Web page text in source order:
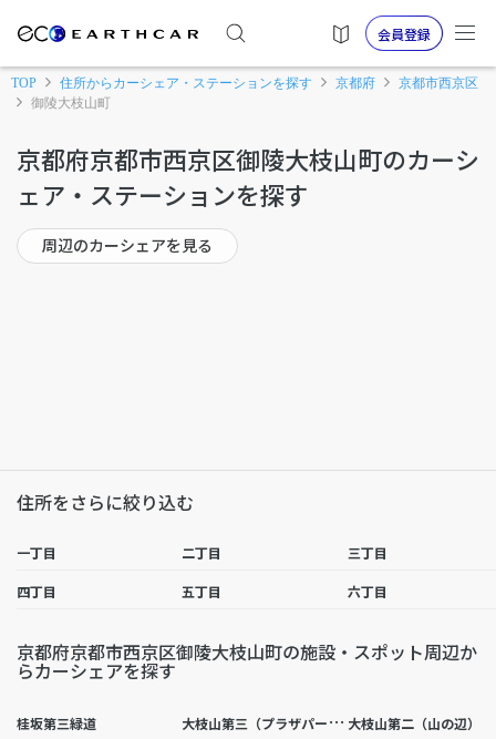
会員登録
TOP 住所からカーシェア・ステーションを探す 京都府
京都市西京区
御陵大枝山町
京都府京都市西京区御陵大枝山町のカーシ
ェア・ステーションを探す
周辺のカーシェアを見る
住所をさらに絞り込む
一丁目 二丁目 三丁目
四丁目 五丁目 六丁目
京都府京都市西京区御陵大枝山町の施設・スポット周辺か
らカーシェアを探す
桂坂第三緑道 大
枝山第三（プラザパーク） 大枝山第二（山の辺）